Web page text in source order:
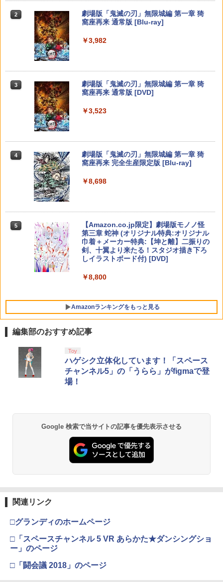
￥7,293
￥7,710
回外付特典】切り取れるクリアカード)
￥8,118
s Card 256GB for Nintendo Switch 2
BEE-A-SD01A Switch2 microSDカード
microSD Express Nintendo任天堂ライ
センス 高速転送 UHS-I互換 ゲーム保存
メモリーカード 国内正規品 4523052030
185
ニンテンドープリペイド番号 9000円|オ
￥9,000
ニンテンドープリペイド番号 5000円|オ
ンラインコード版
【純正品】DualSense ワイヤレスコン
【純正品】DualSense ワイヤレスコン
￥10,737
ラー (カーボンブラック)
【純正品】Xbox 充電式バッテリー + US
【国内正規品】Thrustmaster スラスト
S5、PS5 Pro、Xbox One、Xbox Serie
￥14,141
2
劇場版「鬼滅の刃」無限城編 第一章 猗
窩座再来 通常版 [Blu-ray]
￥3,982
3
劇場版「鬼滅の刃」無限城編 第一章 猗
窩座再来 通常版 [DVD]
￥3,523
4
劇場版「鬼滅の刃」無限城編 第一章 猗
窩座再来 完全生産限定版 [Blu-ray]
￥8,698
5
【Amazon.co.jp限定】劇場版モノノ怪
第三章 蛇神 (オリジナル特典:オリジナル
巾着＋メーカー特典:【坤と離】二振りの
剣、十翼より来たる！スタジオ描き下ろ
しイラストボード付) [DVD]
￥8,800
Amazonランキングをもっと見る
編集部のおすすめ記事
Toy
ハゲシク立体化しています！「スペース
チャンネル5」の「うらら」がfigmaで登
場！
Google 検索で当サイトの記事を優先表示させる
関連リンク
□グランディのホームページ
□「スペースチャンネル 5 VR あらかた★ダンシングショ
ー」のページ
□「闘会議 2018」のページ